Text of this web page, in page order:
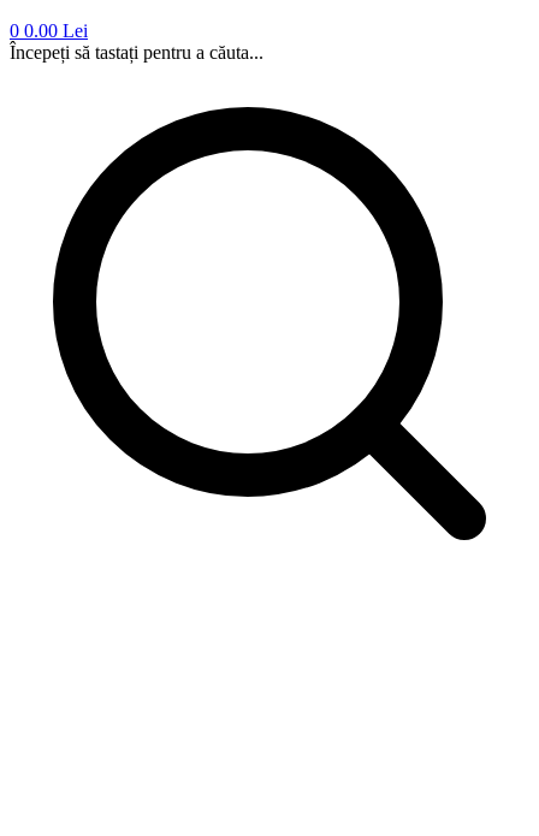
0 0.00 Lei
Începeți să tastați pentru a căuta...